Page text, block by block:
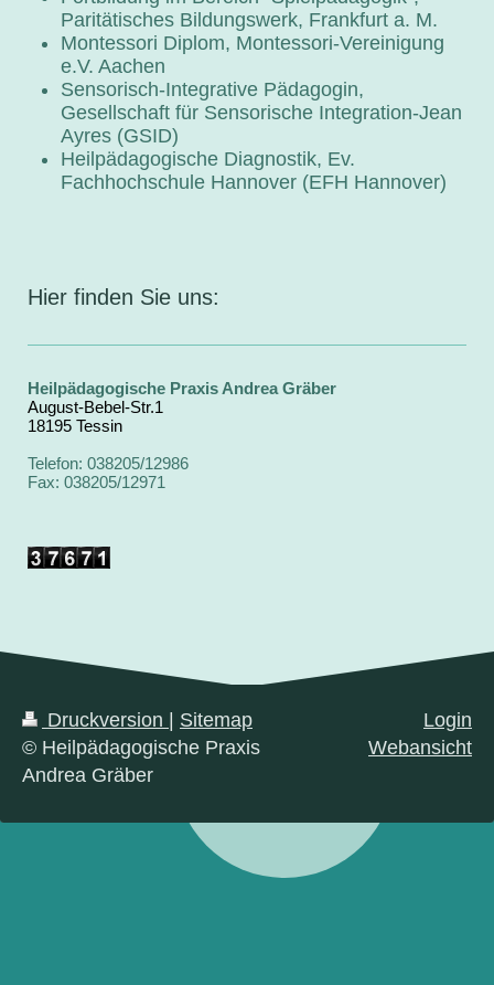
Paritätisches Bildungswerk, Frankfurt a. M.
Montessori Diplom, Montessori-Vereinigung
e.V. Aachen
Sensorisch-Integrative Pädagogin,
Gesellschaft für Sensorische Integration-Jean
Ayres (GSID)
Heilpädagogische Diagnostik, Ev.
Fachhochschule Hannover (EFH Hannover)
Hier finden Sie uns:
Heilpädagogische Praxis Andrea Gräber
August-Bebel-Str.1
18195 Tessin
Telefon: 038205/12986
Fax: 038205/12971
Druckversion
Sitemap
© Heilpädagogische Praxis
Andrea Gräber
Login
Webansicht